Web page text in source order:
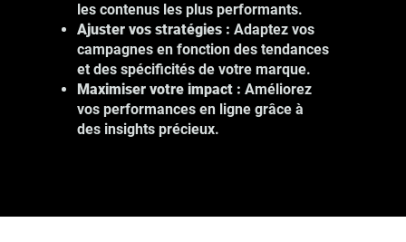
les contenus les plus performants.
Ajuster vos stratégies : Adaptez vos
campagnes en fonction des tendances
et des spécificités de votre marque.
Maximiser votre impact : Améliorez
vos performances en ligne grâce à
des insights précieux.